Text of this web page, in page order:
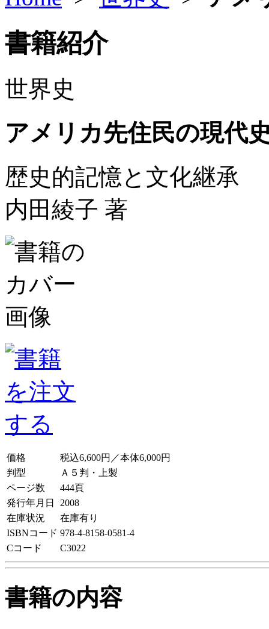
書籍紹介
世界史
アメリカ先住民の現代
歴史的記憶と文化継承
内田綾子 著
価格
税込6,600円／本体6,000円
判型
Ａ５判・上製
ページ数
444頁
発行年月日
2008
在庫状況
在庫有り
ISBNコード 978-4-8158-0581-4
Cコード
C3022
書籍の内容